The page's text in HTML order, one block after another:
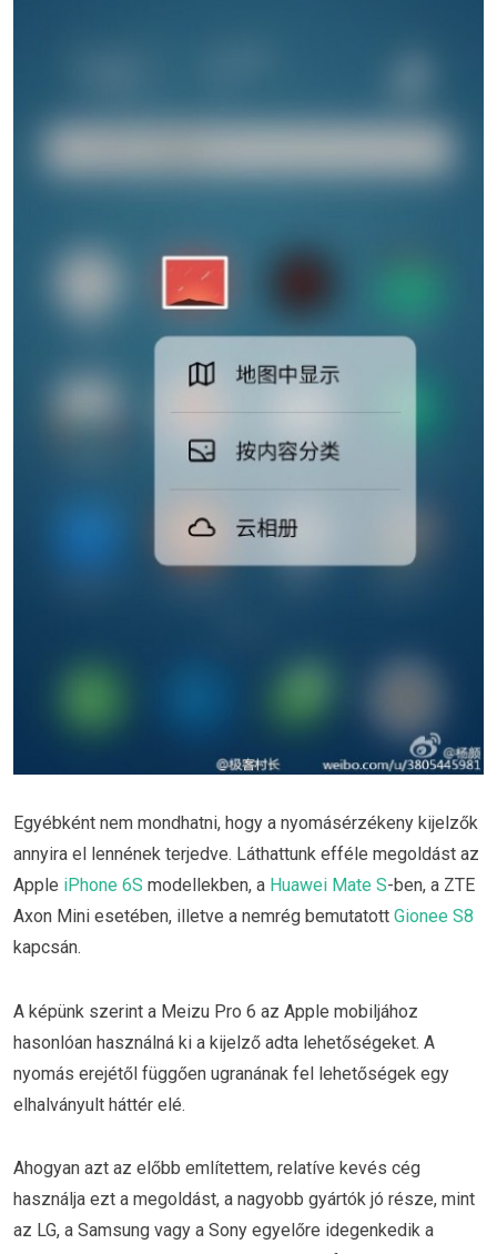
Egyébként nem mondhatni, hogy a nyomásérzékeny kijelzők
annyira el lennének terjedve. Láthattunk efféle megoldást az
Apple iPhone 6S modellekben, a Huawei Mate S-ben, a ZTE
Axon Mini esetében, illetve a nemrég bemutatott Gionee S8
kapcsán.
A képünk szerint a Meizu Pro 6 az Apple mobiljához
hasonlóan használná ki a kijelző adta lehetőségeket. A
nyomás erejétől függően ugranának fel lehetőségek egy
elhalványult háttér elé.
Ahogyan azt az előbb említettem, relatíve kevés cég
használja ezt a megoldást, a nagyobb gyártók jó része, mint
az LG, a Samsung vagy a Sony egyelőre idegenkedik a